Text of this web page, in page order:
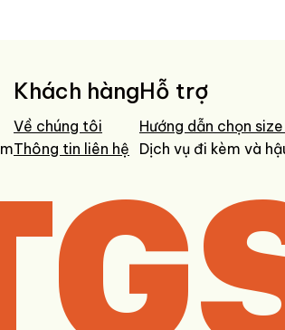
Khách hàng
Về chúng tôi
Thông tin liên hệ
Hỗ trợ
Hướng dẫn chọn
Dịch vụ đi kèm và